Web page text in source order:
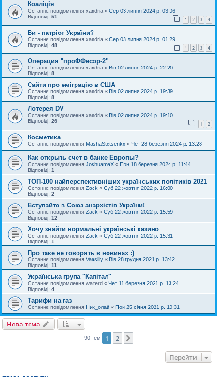
Коаліція
Останнє повідомлення xandria « Сер 03 липня 2024 р. 03:06
Відповіді: 51 1 2 3 4
Ви - патріот України?
Останнє повідомлення xandria « Сер 03 липня 2024 р. 01:29
Відповіді: 48 1 2 3 4
Операция "проФФесор-2"
Останнє повідомлення xandria « Вів 02 липня 2024 р. 22:20
Відповіді: 8
Сайти про еміграцію в США
Останнє повідомлення xandria « Вів 02 липня 2024 р. 19:39
Відповіді: 8
Лотерея DV
Останнє повідомлення xandria « Вів 02 липня 2024 р. 19:10
Відповіді: 26 1 2
Косметика
Останнє повідомлення MashaStetsenko « Чет 28 березня 2024 р. 13:28
Как открыть счет в банке Европы?
Останнє повідомлення JoshuamaX « Пон 18 березня 2024 р. 11:44
Відповіді: 1
ТОП-100 найперспективніших українських політиків 2021
Останнє повідомлення Zack « Суб 22 жовтня 2022 р. 16:00
Відповіді: 2
Вступайте в Союз анархістів України!
Останнє повідомлення Zack « Суб 22 жовтня 2022 р. 15:59
Відповіді: 12
Хочу знайти нормальні українські казино
Останнє повідомлення Zack « Суб 22 жовтня 2022 р. 15:31
Відповіді: 1
Про таке не говорять в новинах :)
Останнє повідомлення Vaasiliy « Вів 28 грудня 2021 р. 13:42
Відповіді: 11
Українська група ''Капітал''
Останнє повідомлення walterd « Чет 11 березня 2021 р. 13:24
Відповіді: 4
Тарифи на газ
Останнє повідомлення Ник_олай « Пон 25 січня 2021 р. 10:31
Нова тема
90 тем 1 2
Перейти